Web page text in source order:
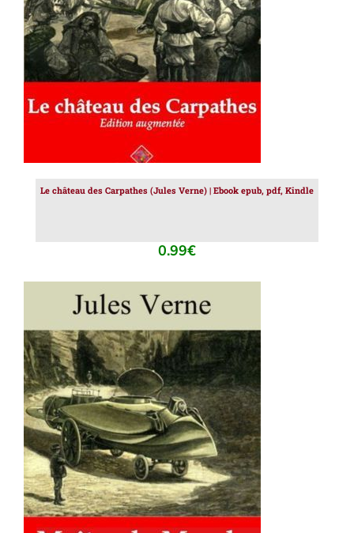
AJOUTER AU PANIER / DÉTAILS
Le château des Carpathes (Jules Verne) | Ebook epub, pdf, Kindle
0.99€
AJOUTER AU PANIER / DÉTAILS